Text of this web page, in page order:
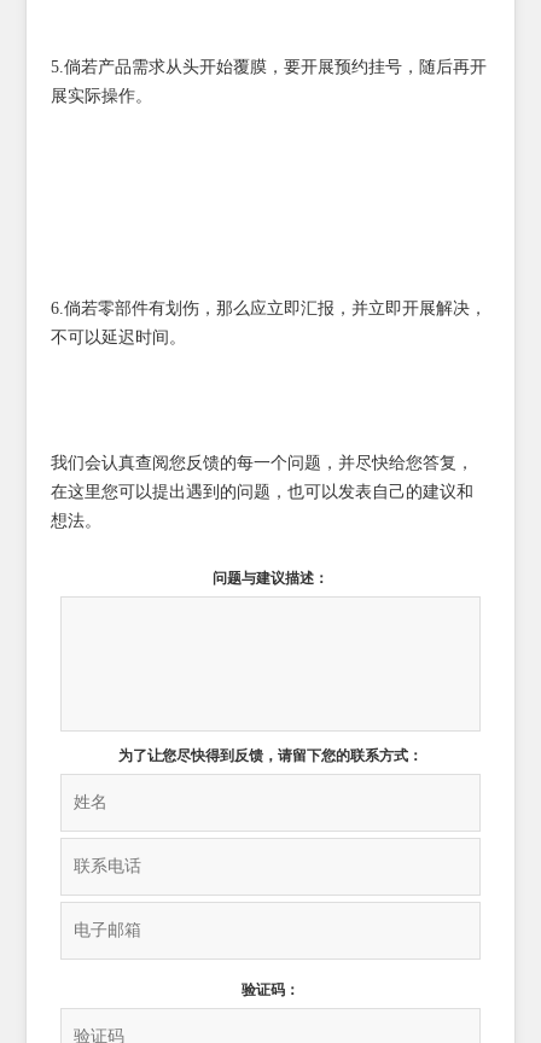
5.倘若产品需求从头开始覆膜，要开展预约挂号，随后再开
展实际操作。
6.倘若零部件有划伤，那么应立即汇报，并立即开展解决，
不可以延迟时间。
我们会认真查阅您反馈的每一个问题，并尽快给您答复，
在这里您可以提出遇到的问题，也可以发表自己的建议和
想法。
问题与建议描述：
为了让您尽快得到反馈，请留下您的联系方式：
验证码：